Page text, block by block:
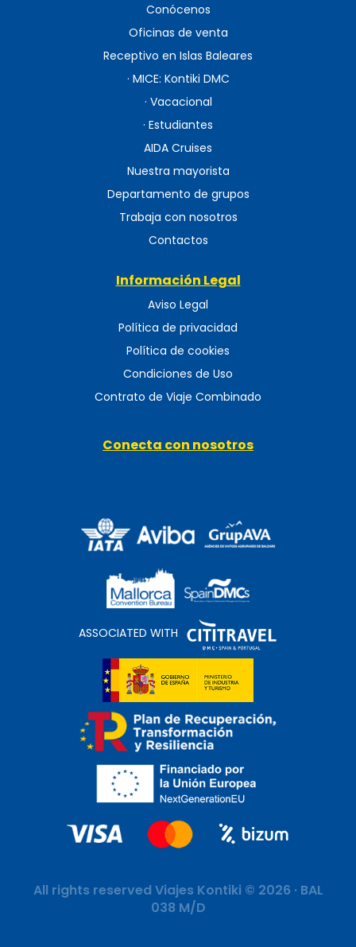
Conócenos
Oficinas de venta
Receptivo en Islas Baleares
· MICE: Kontiki DMC
· Vacacional
· Estudiantes
AIDA Cruises
Nuestra mayorista
Departamento de grupos
Trabaja con nosotros
Contactos
Información Legal
Aviso Legal
Política de privacidad
Política de cookies
Condiciones de Uso
Contrato de Viaje Combinado
Conecta con nosotros
ASSOCIATED WITH
All rights reserved Viajes Kontiki © 2026 · BAL
038 M/D